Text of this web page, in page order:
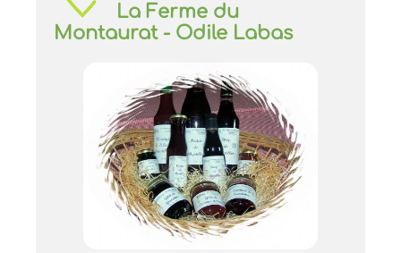
La Ferme du
Montaurat - Odile Labas